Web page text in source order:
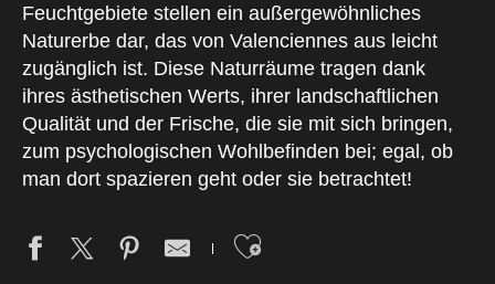
Feuchtgebiete stellen ein außergewöhnliches
Naturerbe dar, das von Valenciennes aus leicht
zugänglich ist. Diese Naturräume tragen dank
ihres ästhetischen Werts, ihrer landschaftlichen
Qualität und der Frische, die sie mit sich bringen,
zum psychologischen Wohlbefinden bei; egal, ob
man dort spazieren geht oder sie betrachtet!
Ajouter aux